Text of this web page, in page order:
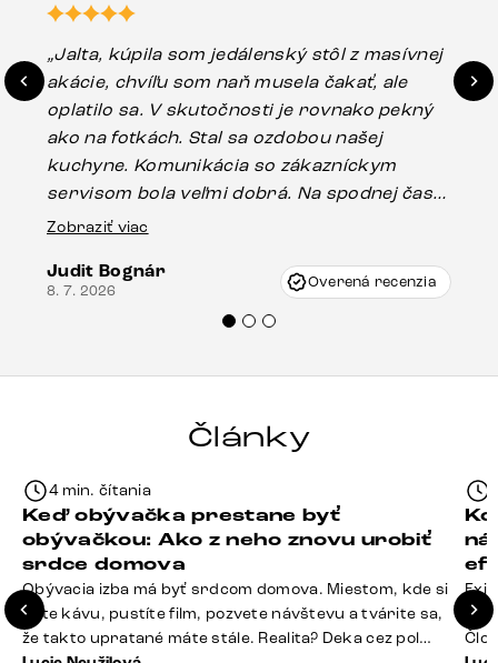
„Jalta, kúpila som jedálenský stôl z masívnej
akácie, chvíľu som naň musela čakať, ale
oplatilo sa. V skutočnosti je rovnako pekný
ako na fotkách. Stal sa ozdobou našej
kuchyne. Komunikácia so zákazníckym
servisom bola veľmi dobrá. Na spodnej časti
stola bolo malé poškodenie, pravdepodobne
Vincze pri riešení mojej záležitosti pristúpili
veľmi korektne. Odporúčam produkty Delife
Zobraziť viac
Judit Bognár
8. 7. 2026 Overená recenzia
Články
4 min. čítania
Keď obývačka prestane byť
obývačkou: Ako z neho znovu urobiť
srdce domova
Obývacia izba má byť srdcom domova. Miestom, kde si
dáte kávu, pustíte film, pozvete návštevu a tvárite sa,
že takto upratané máte stále. Realita? Deka cez pol